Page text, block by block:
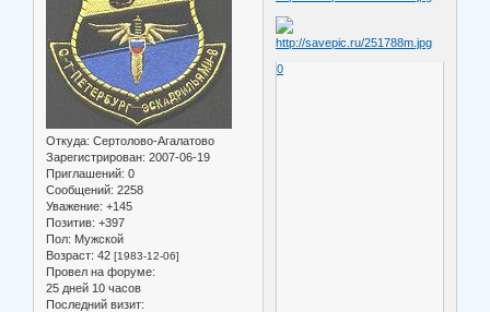
Откуда: Сертолово-Агалатово
Зарегистрирован: 2007-06-19
Приглашений: 0
Сообщений: 2258
Уважение: +145
Позитив: +397
Пол: Мужской
Возраст: 42 [1983-12-06]
Провел на форуме:
25 дней 10 часов
Последний визит:
0